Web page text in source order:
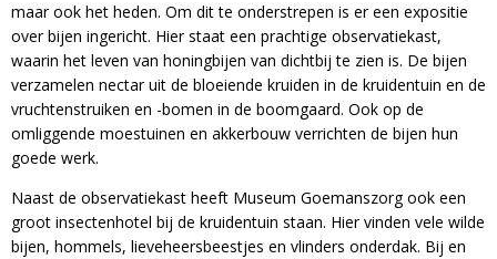
maar ook het heden. Om dit te onderstrepen is er een expositie
over bijen ingericht. Hier staat een prachtige observatiekast,
waarin het leven van honingbijen van dichtbij te zien is. De bijen
verzamelen nectar uit de bloeiende kruiden in de kruidentuin en de
vruchtenstruiken en -bomen in de boomgaard. Ook op de
omliggende moestuinen en akkerbouw verrichten de bijen hun
goede werk.
Naast de observatiekast heeft Museum Goemanszorg ook een
groot insectenhotel bij de kruidentuin staan. Hier vinden vele wilde
bijen, hommels, lieveheersbeestjes en vlinders onderdak. Bij en